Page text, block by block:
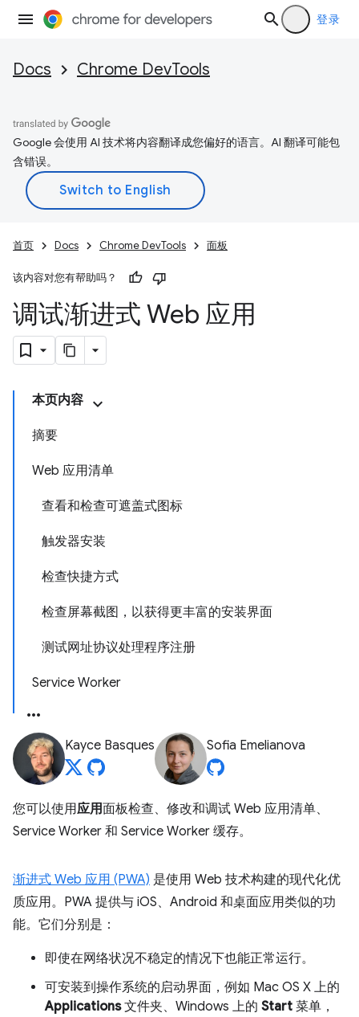
登录
Docs Chrome DevTools
Google 会使用 AI 技术将内容翻译成您偏好的语言。AI 翻译可能包
含错误。
首页 Docs Chrome DevTools 面板
该内容对您有帮助吗？
调试渐进式 Web 应用
本页内容
摘要
Web 应用清单
查看和检查可遮盖式图标
触发器安装
检查快捷方式
检查屏幕截图，以获得更丰富的安装界面
测试网址协议处理程序注册
Service Worker
Kayce Basques Sofia Emelianova
您可以使用应用面板检查、修改和调试 Web 应用清单、
Service Worker 和 Service Worker 缓存。
渐进式 Web 应用 (PWA) 是使用 Web 技术构建的现代化优
质应用。PWA 提供与 iOS、Android 和桌面应用类似的功
能。它们分别是：
即使在网络状况不稳定的情况下也能正常运行。
可安装到操作系统的启动界面，例如 Mac OS X 上的
Applications文件夹、Windows 上的 Start 菜单，